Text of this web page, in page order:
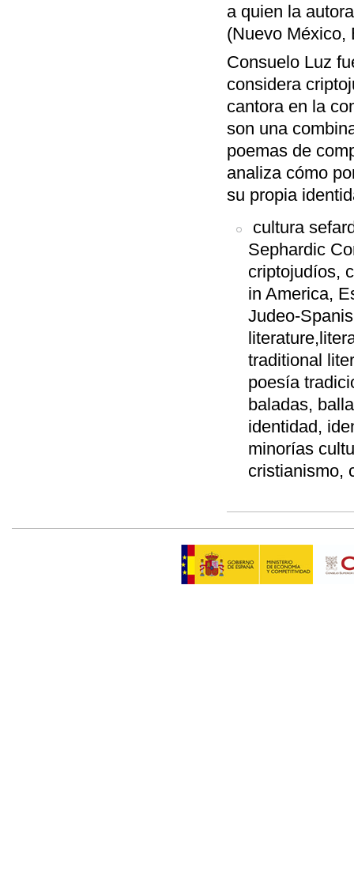
a quien la
(Nuevo México,
Consuelo Luz
considera
cantora en la
son una
poemas de
analiza cómo
su propia
cultura
Sephardic
criptojudíos,
in America,
Judeo-
traditional
poesía
baladas,
identidad,
minorías
cristianismo,